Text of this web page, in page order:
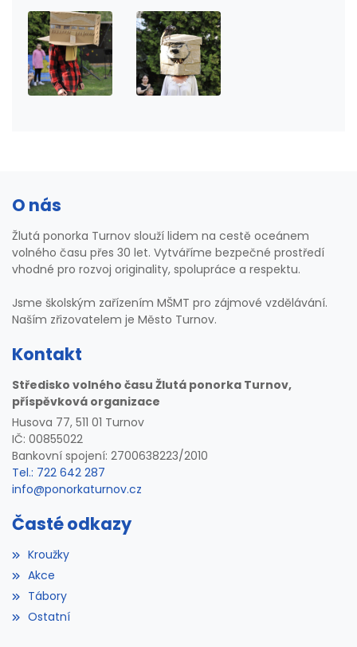
O nás
Žlutá ponorka Turnov slouží lidem na cestě oceánem
volného času přes 30 let. Vytváříme bezpečné prostředí
vhodné pro rozvoj originality, spolupráce a respektu.
Jsme školským zařízením MŠMT pro zájmové vzdělávání.
Naším zřizovatelem je Město Turnov.
Kontakt
Středisko volného času Žlutá ponorka Turnov,
příspěvková organizace
Husova 77, 511 01 Turnov
IČ: 00855022
Bankovní spojení: 2700638223/2010
Tel.: 722 642 287
info@ponorkaturnov.cz
Časté odkazy
Kroužky
Akce
Tábory
Ostatní